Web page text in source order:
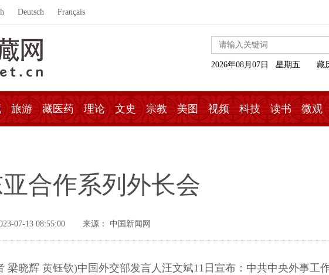
Deutsch Français
2026年08月07日 星期五 藏
旅游 藏医药 理论 文史 宗教 美图 视频 科技 读书 微观
合作系列外长会
07-13 08:55:00 来源： 中国新闻网
晓辉 黄钰钦)中国外交部发言人汪文斌11日宣布：中共中央外事工